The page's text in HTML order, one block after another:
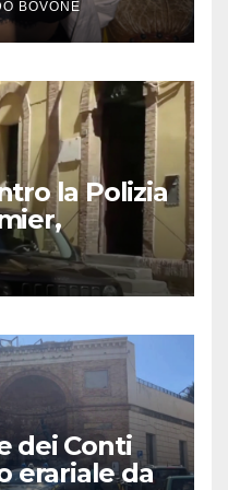
BOVONE
la Polizia
dei Conti
erariale da